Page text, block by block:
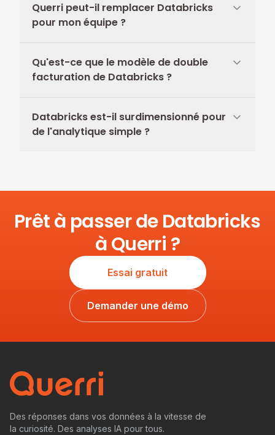
Querri peut-il remplacer Databricks
pour mon équipe ?
Qu'est-ce que le modèle de double
facturation de Databricks ?
Databricks est-il surdimensionné pour
de l'analytique simple ?
Prêt à passer de Databricks
à Querri ?
Essai gratuit
Demander une démo
Des réponses dans vos données à la vitesse de
la curiosité. Des analyses IA pour tous.